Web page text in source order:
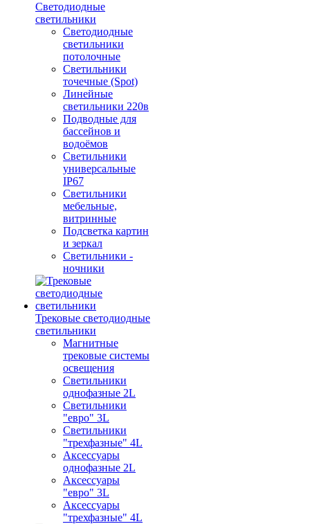
Светодиодные
светильники
Светодиодные
светильники
потолочные
Светильники
точечные (Spot)
Линейные
светильники 220в
Подводные для
бассейнов и
водоёмов
Светильники
универсальные
IP67
Светильники
мебельные,
витринные
Подсветка картин
и зеркал
Светильники -
ночники
Трековые светодиодные
светильники
Магнитные
трековые системы
освещения
Светильники
однофазные 2L
Светильники
"евро" 3L
Светильники
"трехфазные" 4L
Аксессуары
однофазные 2L
Аксессуары
"евро" 3L
Аксессуары
"трехфазные" 4L